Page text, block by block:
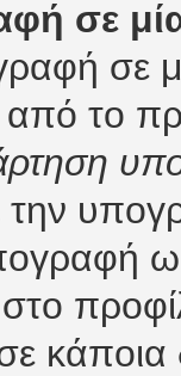
σε
σε
από το
την
κάποια